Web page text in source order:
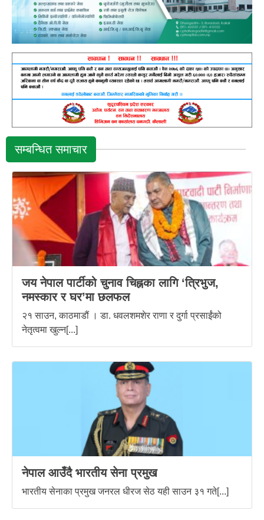
सम्बन्धित समाचार
जय नेपाल पार्टीको चुनाव चिह्नका लागि ‘त्रिभुज,
नमस्कार र घर’मा छलफल
२१ साउन, काठमाडौं । डा. धवलशमशेर राणा र दुर्गा प्रसाईंको
नेतृत्वमा खुल्न[...]
नेपाल आउँदै भारतीय सेना प्रमुख
भारतीय सेनाका प्रमुख जनरल धीरज सेठ यही साउन ३१ गते[...]